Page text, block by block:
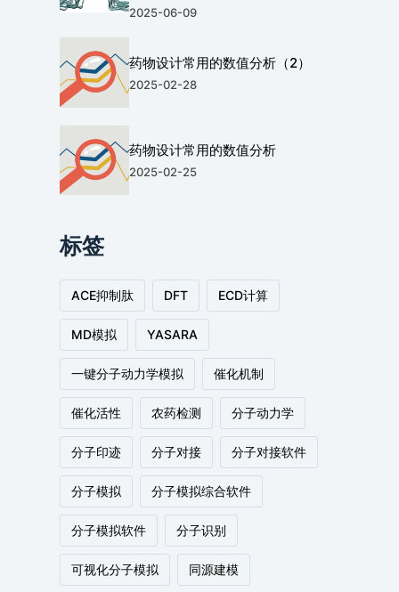
2025-06-09
药物设计常用的数值分析（2）
2025-02-28
药物设计常用的数值分析
2025-02-25
标签
ACE抑制肽 DFT ECD计算
MD模拟 YASARA
一键分子动力学模拟 催化机制
催化活性 农药检测 分子动力学
分子印迹 分子对接 分子对接软件
分子模拟 分子模拟综合软件
分子模拟软件 分子识别
可视化分子模拟 同源建模